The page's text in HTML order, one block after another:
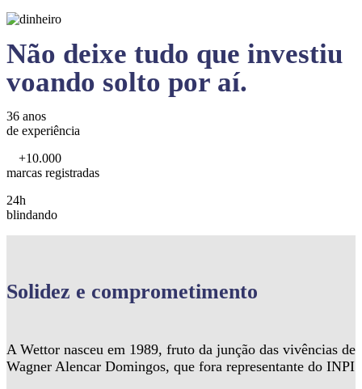
Não deixe tudo que investiu
voando solto por aí.
36 anos
de experiência
+10.000
marcas registradas
24h
blindando
Solidez e comprometimento
A Wettor nasceu em 1989, fruto da junção das vivências de
Wagner Alencar Domingos, que fora representante do INPI